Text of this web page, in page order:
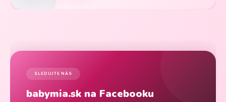
SLEDUJTE NÁS
babymia.sk na Facebooku